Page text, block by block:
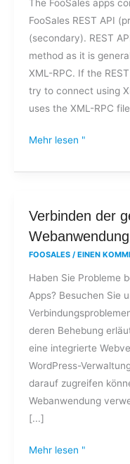
The FooSales apps
FooSales REST API
(secondary). REST
method as it is
XML-RPC. If the
try to connect using
uses the XML-RPC
RPC-
Dateizugriffsfehlers
nicht
auf
FooSales
zugreifen?
Mehr lesen "
Verbinden der
FOOSALES / EINEN
Haben Sie Probleme
Apps? Besuchen Sie
deren Behebung
eine integrierte
WordPress-
darauf zugreifen
Webanwendung
[...]
Verbinden
der
gehosteten
mit
Ihrem
Shop
Mehr lesen "